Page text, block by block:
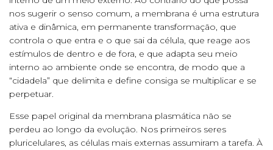
nos sugerir o senso comum, a membrana é uma estrutura
ativa e dinâmica, em permanente transformação, que
controla o que entra e o que sai da célula, que reage aos
estímulos de dentro e de fora, e que adapta seu meio
interno ao ambiente onde se encontra, de modo que a
“cidadela” que delimita e define consiga se multiplicar e se
perpetuar.
Esse papel original da membrana plasmática não se
perdeu ao longo da evolução. Nos primeiros seres
pluricelulares, as células mais externas assumiram a tarefa. À